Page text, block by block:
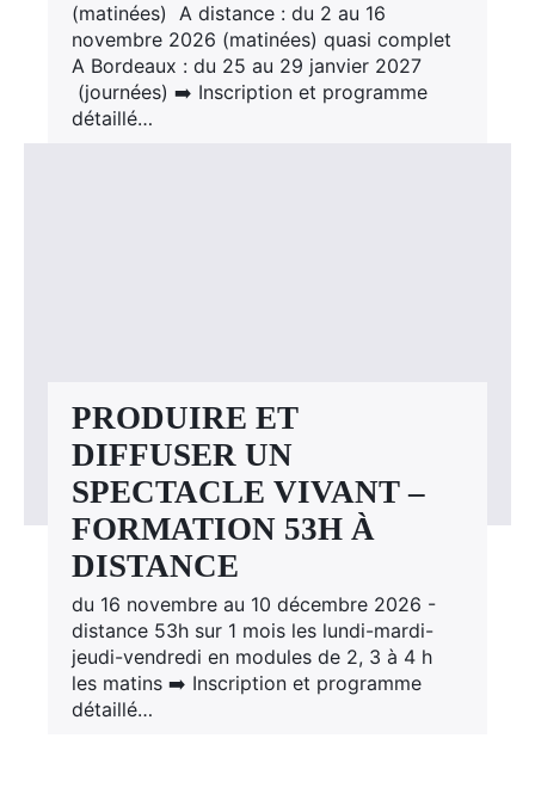
(matinées) A distance : du 2 au 16
novembre 2026 (matinées) quasi complet
A Bordeaux : du 25 au 29 janvier 2027
(journées) ➡️ Inscription et programme
détaillé…
PRODUIRE ET
DIFFUSER UN
SPECTACLE VIVANT –
FORMATION 53H À
DISTANCE
du 16 novembre au 10 décembre 2026 -
distance 53h sur 1 mois les lundi-mardi-
jeudi-vendredi en modules de 2, 3 à 4 h
les matins ➡️ Inscription et programme
détaillé…